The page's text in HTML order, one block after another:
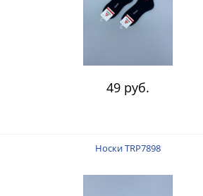
49 руб.
Носки TRP7898